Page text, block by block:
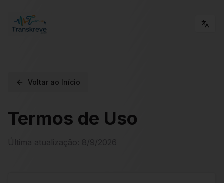
Voltar ao Início
Termos de Uso
Última atualização